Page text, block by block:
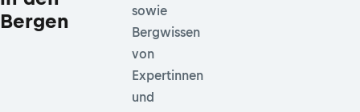
Bergen
sowie
Bergwissen
von
Expertinnen
und